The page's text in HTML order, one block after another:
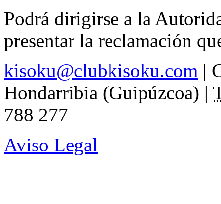
Podrá dirigirse a la
presentar la reclamación
kisoku@clubkisoku.com |
Hondarribia (Guipúzcoa) |
788 277
Aviso Legal